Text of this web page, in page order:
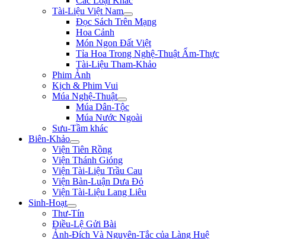
Tài-Liệu Việt Nam
Đọc Sách Trên Mạng
Hoa Cảnh
Món Ngon Đất Việt
Tỉa Hoa Trong Nghệ-Thuật Ẩm-Thực
Tài-Liệu Tham-Khảo
Phim Ảnh
Kịch & Phim Vui
Múa Nghệ-Thuật
Múa Dân-Tộc
Múa Nước Ngoài
Sưu-Tầm khác
Biên-Khảo
Viện Tiên Rồng
Viện Thánh Gióng
Viện Tài-Liệu Trầu Cau
Viện Bàn-Luận Dưa Đỏ
Viện Tài-Liệu Lang Liêu
Sinh-Hoạt
Thư-Tín
Điều-Lệ Gửi Bài
Ảnh-Đích Và Nguyên-Tắc của Làng Huệ